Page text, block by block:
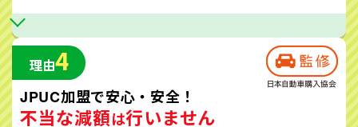
理由4
JPUC加盟で安心・安全！
不当な減額は行いません